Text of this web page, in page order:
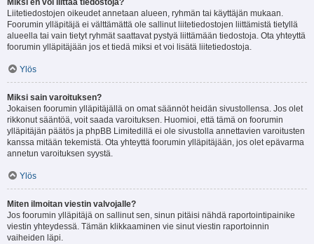
Miksi en voi liittää tiedostoja?
Liitetiedostojen oikeudet annetaan alueen, ryhmän tai käyttäjän mukaan.
Foorumin ylläpitäjä ei välttämättä ole sallinut liitetiedostojen liittämistä tietyllä
alueella tai vain tietyt ryhmät saattavat pystyä liittämään tiedostoja. Ota yhteyttä
foorumin ylläpitäjään jos et tiedä miksi et voi lisätä liitetiedostoja.
Ylös
Miksi sain varoituksen?
Jokaisen foorumin ylläpitäjällä on omat säännöt heidän sivustollensa. Jos olet
rikkonut sääntöä, voit saada varoituksen. Huomioi, että tämä on foorumin
ylläpitäjän päätös ja phpBB Limitedillä ei ole sivustolla annettavien varoitusten
kanssa mitään tekemistä. Ota yhteyttä foorumin ylläpitäjään, jos olet epävarma
annetun varoituksen syystä.
Ylös
Miten ilmoitan viestin valvojalle?
Jos foorumin ylläpitäjä on sallinut sen, sinun pitäisi nähdä raportointipainike
viestin yhteydessä. Tämän klikkaaminen vie sinut viestin raportoinnin
vaiheiden läpi.